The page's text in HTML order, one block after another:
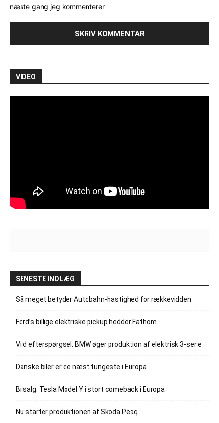
næste gang jeg kommenterer
VIDEO
SENESTE INDLÆG
Så meget betyder Autobahn-hastighed for rækkevidden
Ford’s billige elektriske pickup hedder Fathom
Vild efterspørgsel: BMW øger produktion af elektrisk 3-serie
Danske biler er de næst tungeste i Europa
Bilsalg: Tesla Model Y i stort comeback i Europa
Nu starter produktionen af Skoda Peaq